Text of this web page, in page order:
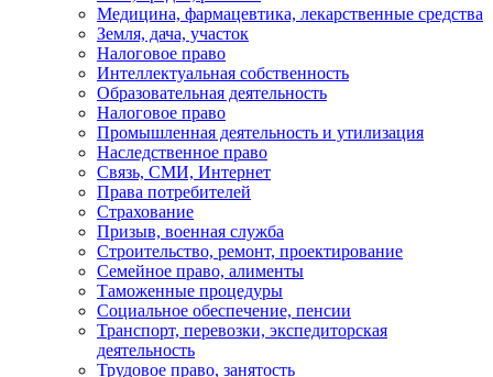
Медицина, фармацевтика, лекарственные средства
Земля, дача, участок
Налоговое право
Интеллектуальная собственность
Образовательная деятельность
Налоговое право
Промышленная деятельность и утилизация
Наследственное право
Связь, СМИ, Интернет
Права потребителей
Страхование
Призыв, военная служба
Строительство, ремонт, проектирование
Семейное право, алименты
Таможенные процедуры
Социальное обеспечение, пенсии
Транспорт, перевозки, экспедиторская
деятельность
Трудовое право, занятость